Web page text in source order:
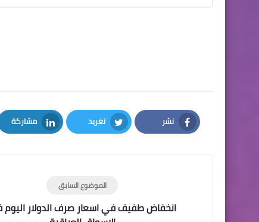
نشر
Facebook
تغريد
Twitter
مشاركة
LinkedIn
الموضوع السابق
انخفاض طفيف في اسعار صرف الدولار